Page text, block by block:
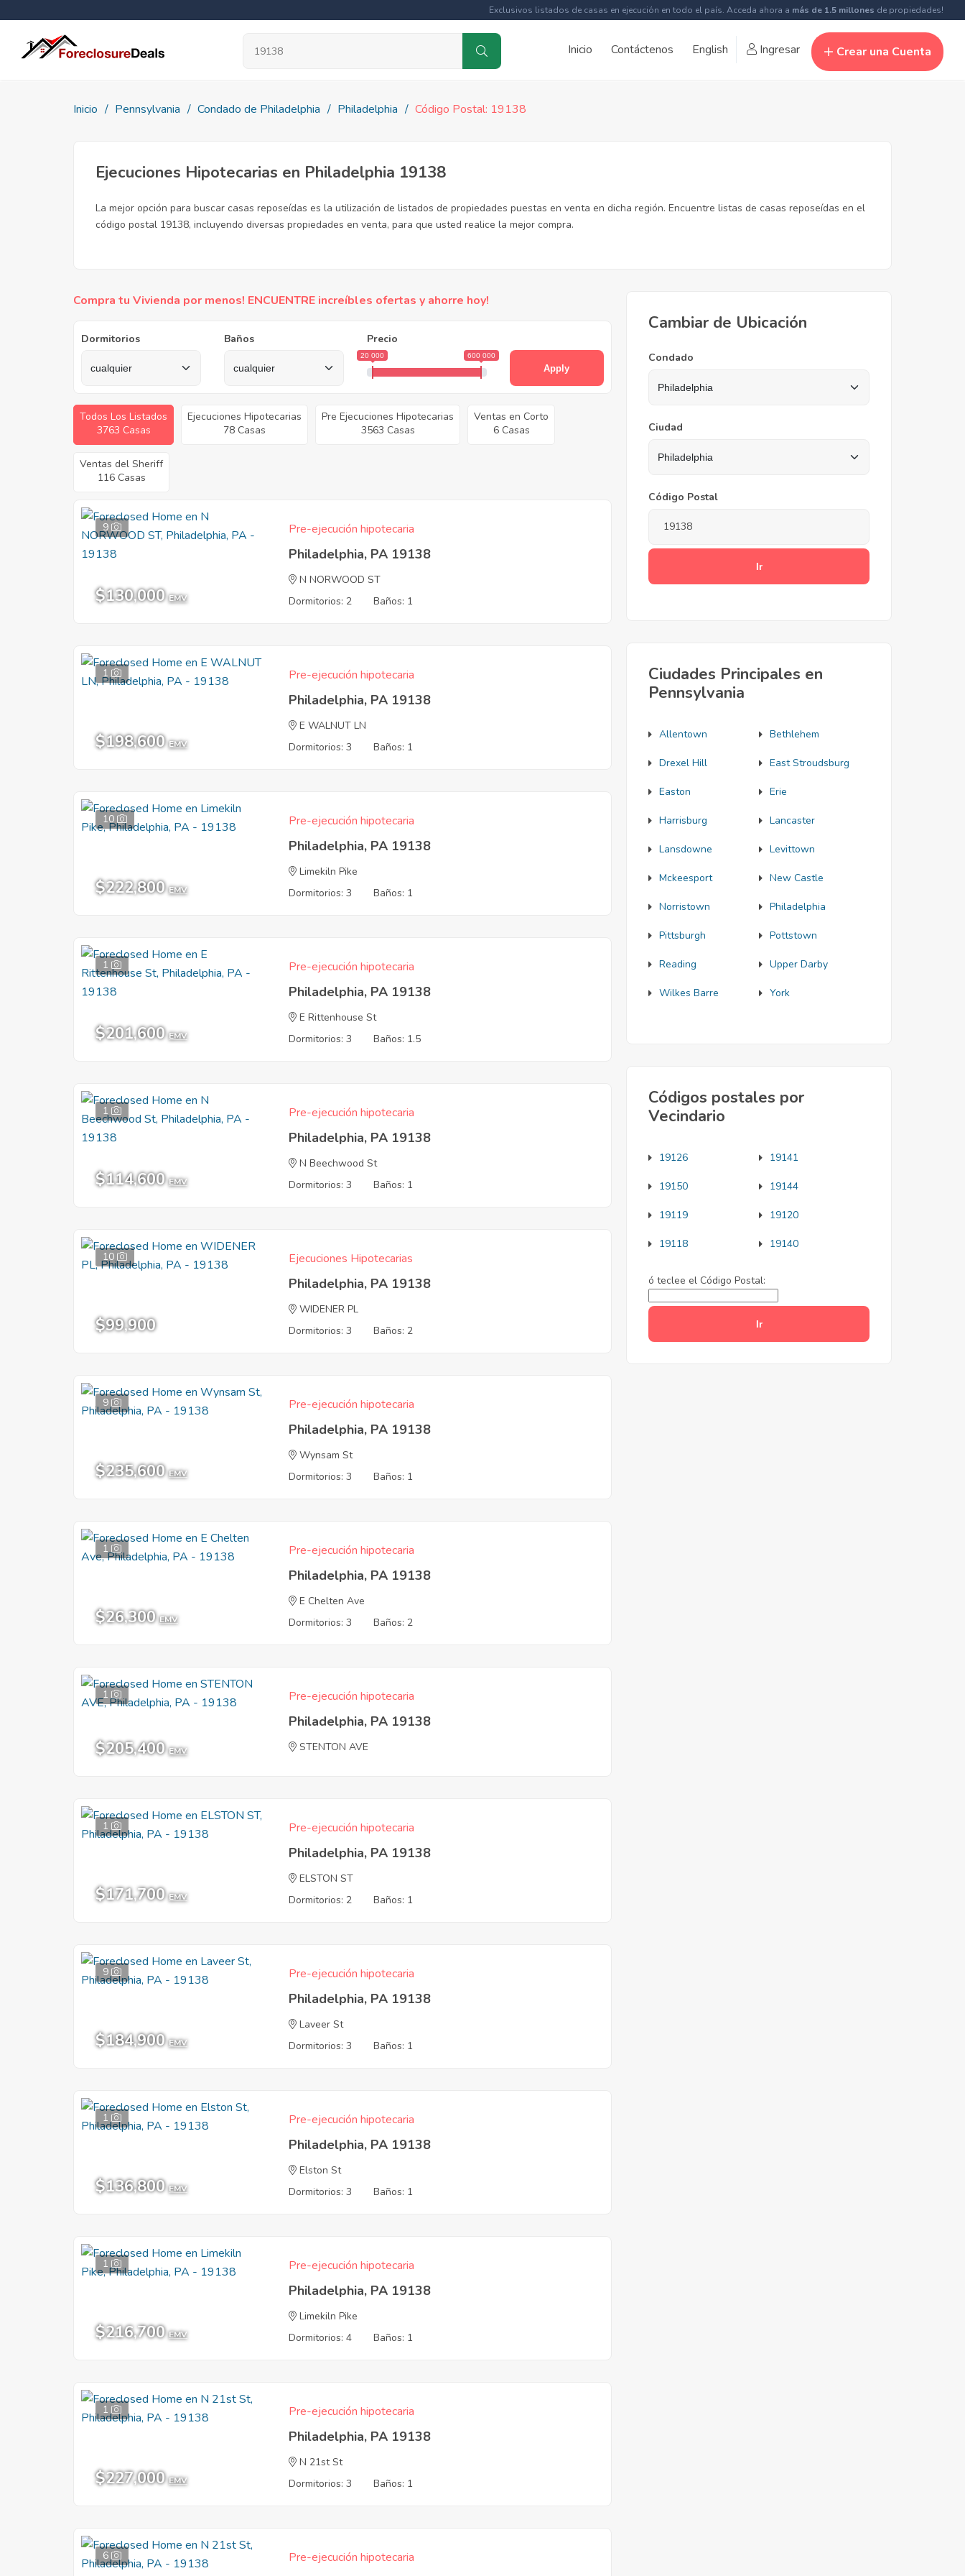
Exclusivos listados de casas en ejecución en todo el país. Acceda ahora a más de 1.5 millones de propiedades!
Inicio Contáctenos English Ingresar Crear una Cuenta
Inicio Pennsylvania Condado de Philadelphia Philadelphia Código Postal: 19138
Ejecuciones Hipotecarias en Philadelphia 19138
La mejor opción para buscar casas reposeídas es la utilización de listados de propiedades puestas en venta en dicha región. Encuentre listas de casas reposeídas en el
código postal 19138, incluyendo diversas propiedades en venta, para que usted realice la mejor compra.
Compra tu Vivienda por menos! ENCUENTRE increíbles ofertas y ahorre hoy!
Dormitorios Baños Precio
20 000 600 000
Apply
Todos Los Listados
3763 Casas
Ejecuciones Hipotecarias
78 Casas
Pre Ejecuciones Hipotecarias
3563 Casas
Ventas en Corto
6 Casas
Ventas del Sheriff
116 Casas
9
$130,000 EMV
Pre-ejecución hipotecaria
Philadelphia, PA 19138
N NORWOOD ST
Dormitorios: 2
Baños: 1
1
$198,600 EMV
Pre-ejecución hipotecaria
Philadelphia, PA 19138
E WALNUT LN
Dormitorios: 3
Baños: 1
10
$222,800 EMV
Pre-ejecución hipotecaria
Philadelphia, PA 19138
Limekiln Pike
Dormitorios: 3
Baños: 1
1
$201,600 EMV
Pre-ejecución hipotecaria
Philadelphia, PA 19138
E Rittenhouse St
Dormitorios: 3
Baños: 1.5
1
$114,600 EMV
Pre-ejecución hipotecaria
Philadelphia, PA 19138
N Beechwood St
Dormitorios: 3
Baños: 1
10
$99,900
Ejecuciones Hipotecarias
Philadelphia, PA 19138
WIDENER PL
Dormitorios: 3
Baños: 2
9
$235,600 EMV
Pre-ejecución hipotecaria
Philadelphia, PA 19138
Wynsam St
Dormitorios: 3
Baños: 1
1
$26,300 EMV
Pre-ejecución hipotecaria
Philadelphia, PA 19138
E Chelten Ave
Dormitorios: 3
Baños: 2
1
$205,400 EMV
Pre-ejecución hipotecaria
Philadelphia, PA 19138
STENTON AVE
1
$171,700 EMV
Pre-ejecución hipotecaria
Philadelphia, PA 19138
ELSTON ST
Dormitorios: 2
Baños: 1
9
$184,900 EMV
Pre-ejecución hipotecaria
Philadelphia, PA 19138
Laveer St
Dormitorios: 3
Baños: 1
1
$136,800 EMV
Pre-ejecución hipotecaria
Philadelphia, PA 19138
Elston St
Dormitorios: 3
Baños: 1
1
$216,700 EMV
Pre-ejecución hipotecaria
Philadelphia, PA 19138
Limekiln Pike
Dormitorios: 4
Baños: 1
1
$227,000 EMV
Pre-ejecución hipotecaria
Philadelphia, PA 19138
N 21st St
Dormitorios: 3
Baños: 1
6 Pre-ejecución hipotecaria
Cambiar de Ubicación
Condado
Ciudad
Código Postal
Ciudades Principales en
Pennsylvania
Allentown Bethlehem
Drexel Hill East Stroudsburg
Easton Erie
Harrisburg Lancaster
Lansdowne Levittown
Mckeesport New Castle
Norristown Philadelphia
Pittsburgh Pottstown
Reading Upper Darby
Wilkes Barre York
Códigos postales por
Vecindario
19126 19141
19150 19144
19119 19120
19118 19140
ó teclee el Código Postal: